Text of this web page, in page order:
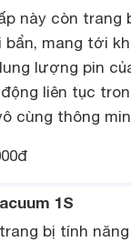
này còn trang
mang tới
lượng pin
liên tục
cùng thông
1S
bị tính